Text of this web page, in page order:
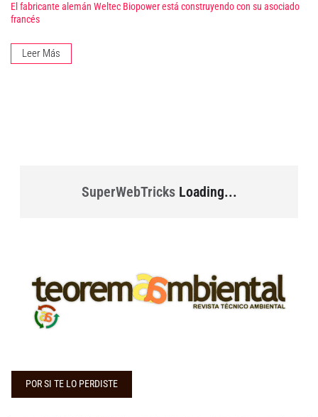
El fabricante alemán Weltec Biopower está construyendo con su asociado
francés
Leer Más
SuperWebTricksLoading...
POR SI TE LO PERDISTE